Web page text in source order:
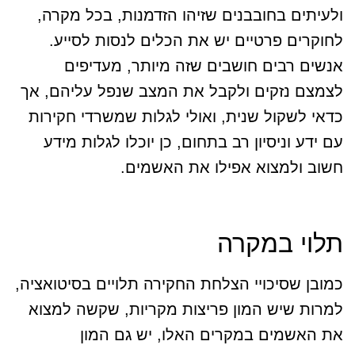
ולעיתים בחובבנים שזיהו הזדמנות, בכל מקרה,
לחוקרים פרטיים יש את הכלים לנסות לסייע.
אנשים רבים חושבים שזה מיותר, מעדיפים
לצמצם נזקים ולקבל את המצב שנפל עליהם, אך
כדאי לשקול שנית, ואולי לגלות שמשרדי חקירות
עם ידע וניסיון רב בתחום, כן יוכלו לגלות מידע
חשוב ולמצוא אפילו את האשמים.
תלוי במקרה
כמובן שסיכויי הצלחת החקירה תלויים בסיטואציה,
למרות שיש המון פריצות מקריות, שקשה למצוא
את האשמים במקרים האלו, יש גם המון